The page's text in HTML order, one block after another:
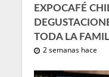
EXPOCAFÉ
TODA LA
2 semanas hace